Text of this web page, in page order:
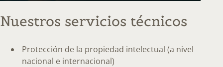
Nuestros servicios técnicos
Protección de la propiedad intelectual (a nivel
nacional e internacional)